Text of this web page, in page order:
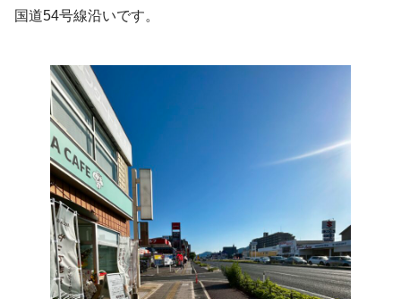
国道54号線沿いです。